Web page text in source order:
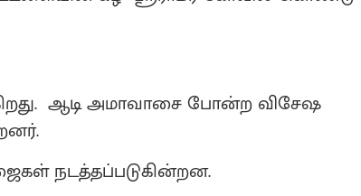
ஆடி அமாவாசை போன்ற விசேஷ
நடத்தப்படுகின்றன.